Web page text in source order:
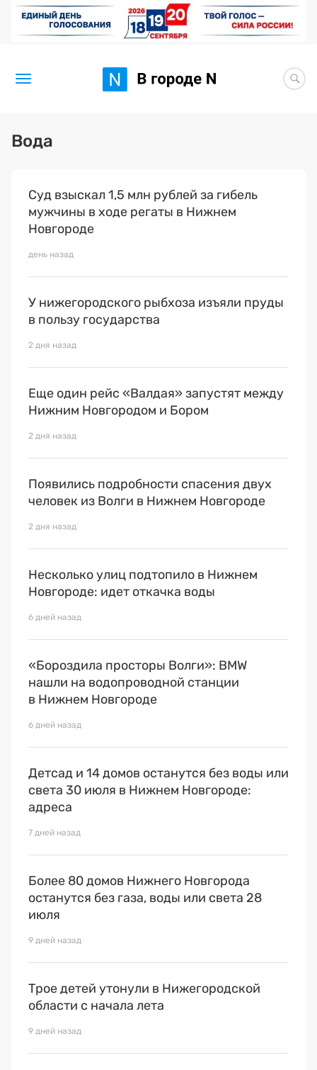
Здоровье
Премия 2025
Вода
Суд взыскал 1,5 млн рублей за гибель
мужчины в ходе регаты в Нижнем
Новгороде
день назад
У нижегородского рыбхоза изъяли пруды
в пользу государства
2 дня назад
Еще один рейс «Валдая» запустят между
Нижним Новгородом и Бором
2 дня назад
Появились подробности спасения двух
человек из Волги в Нижнем Новгороде
2 дня назад
Несколько улиц подтопило в Нижнем
Новгороде: идет откачка воды
6 дней назад
«Бороздила просторы Волги»: BMW
нашли на водопроводной станции
в Нижнем Новгороде
6 дней назад
Детсад и 14 домов останутся без воды или
света 30 июля в Нижнем Новгороде:
адреса
7 дней назад
Более 80 домов Нижнего Новгорода
останутся без газа, воды или света 28
июля
9 дней назад
Трое детей утонули в Нижегородской
области с начала лета
9 дней назад